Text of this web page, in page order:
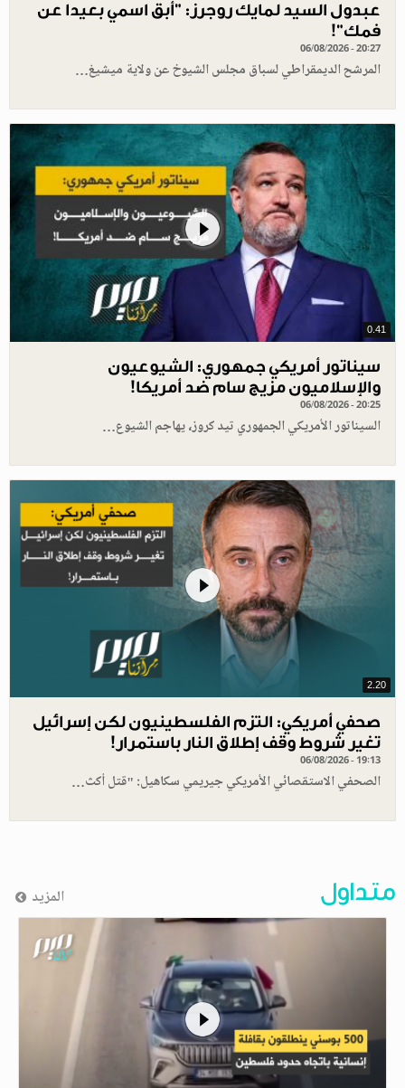
عبدول السيد لمايك روجرز: "أبق اسمي بعيدا عن
فمك"!
06/08/2026 - 20:27
المرشح الديمقراطي لسباق مجلس الشيوخ عن ولاية ميشيغ…
0.41
سيناتور أمريكي جمهوري: الشيوعيون
والإسلاميون مزيج سام ضد أمريكا!
06/08/2026 - 20:25
السيناتور الأمريكي الجمهوري تيد كروز، يهاجم الشيوع…
2.20
صحفي أمريكي: التزم الفلسطينيون لكن إسرائيل
تغير شروط وقف إطلاق النار باستمرار!
06/08/2026 - 19:13
الصحفي الاستقصائي الأمريكي جيريمي سكاهيل: "قتل أكث…
متداول المزيد